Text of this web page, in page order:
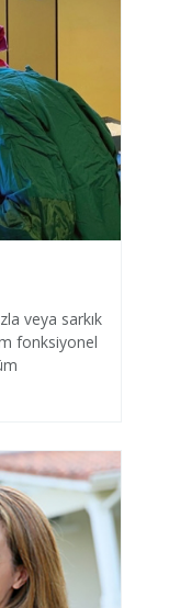
veya sarkık
fonksiyonel